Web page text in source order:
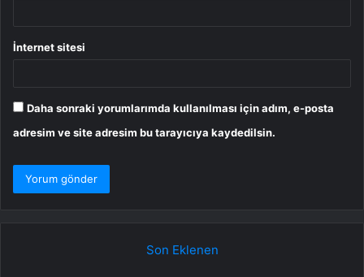
İnternet sitesi
Daha sonraki yorumlarımda kullanılması için adım, e-posta
adresim ve site adresim bu tarayıcıya kaydedilsin.
Son Eklenen